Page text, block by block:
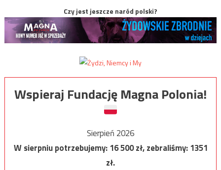
Czy jest jeszcze naród polski?
Wspieraj Fundację Magna Polonia!
Sierpień 2026
W sierpniu potrzebujemy:16 500zł, zebraliśmy:1351
zł.